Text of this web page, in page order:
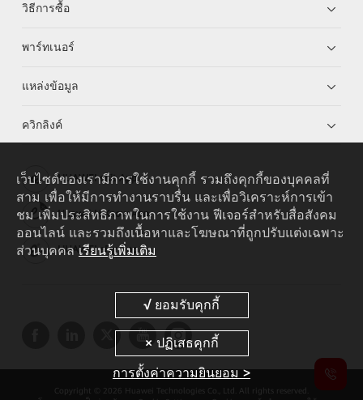
วิธีการซื้อ
พาร์ทเนอร์
แหล่งข้อมูล
ควิกลิงค์
HUAWEI eKit App
Huawei HiKnow App
HUAWEI eFly App
Copyright © 2026 Huawei Technologies Co., Ltd. All rights reserved.
เว็บไซต์ของเรามีการใช้งานคุกกี้ รวมถึงคุกกี้ของบุคคลที่
สาม เพื่อให้มีการทำงานราบรื่น และเพื่อวิเคราะห์การเข้า
ชม เพิ่มประสิทธิภาพในการใช้งาน ฟีเจอร์สำหรับสื่อสังคม
ออนไลน์ และรวมถึงเนื้อหาและโฆษณาที่ถูกปรับแต่งเฉพาะ
ส่วนบุคคล เรียนรู้เพิ่มเติม
การตั้งค่าความยินยอม >